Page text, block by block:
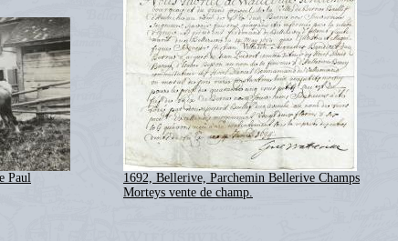
Paul
1692, Bellerive, Parchemin Bellerive Champs
Morteys vente de champ.